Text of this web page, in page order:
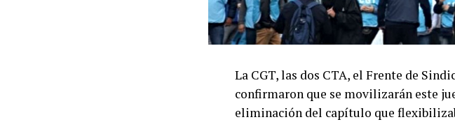
La CGT, las dos CTA, el Frente de
confirmaron que se movilizarán este
eliminación del capítulo que